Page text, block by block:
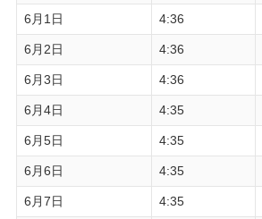
6月1日 4:36
6月2日 4:36
6月3日 4:36
6月4日 4:35
6月5日 4:35
6月6日 4:35
6月7日 4:35